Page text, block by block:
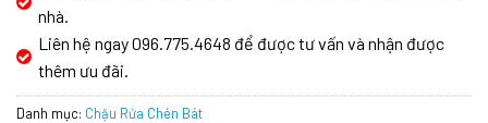
nhà.
Liên hệ ngay 096.775.4648 để được tư vấn và nhận được
thêm ưu đãi.
Danh mục: Chậu Rửa Chén Bát